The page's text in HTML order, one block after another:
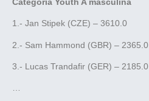
1.- Jan Stipek (CZE) – 3610.0
2.- Sam Hammond (GBR) – 2365.0
3.- Lucas Trandafir (GER) – 2185.0
…